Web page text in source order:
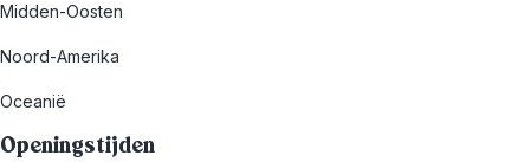
Midden-Oosten
Noord-Amerika
Oceanië
Openingstijden